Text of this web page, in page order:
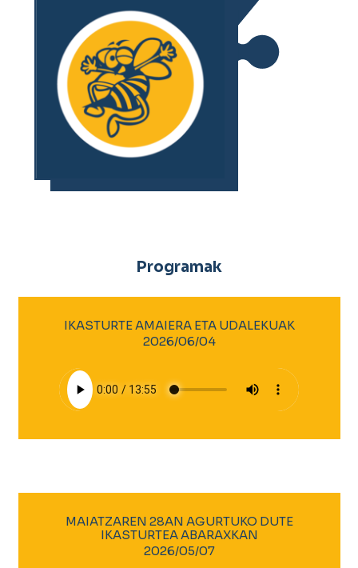
Programak
IKASTURTE AMAIERA ETA UDALEKUAK
2026/06/04
MAIATZAREN 28AN AGURTUKO DUTE
IKASTURTEA ABARAXKAN
2026/05/07